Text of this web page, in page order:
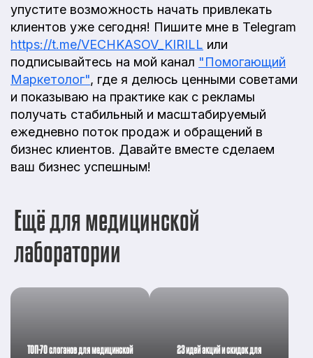
упустите возможность начать привлекать
клиентов уже сегодня! Пишите мне в Telegram
https://t.me/VECHKASOV_KIRILL или
подписывайтесь на мой канал "Помогающий
Маркетолог", где я делюсь ценными советами
и показываю на практике как с рекламы
получать стабильный и масштабируемый
ежедневно поток продаж и обращений в
бизнес клиентов. Давайте вместе сделаем
ваш бизнес успешным!
Ещё для медицинской
лаборатории
ТОП-70 слоганов для медицинской
23 идей акций и скидок для